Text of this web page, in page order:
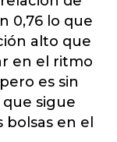
0,76 lo que
alto que
en el ritmo
es sin
sigue
en el